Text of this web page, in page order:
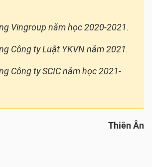
Vingroup năm học 2020-2021.
Công ty Luật YKVN năm 2021.
Công ty SCIC năm học 2021-
Thiên Ân